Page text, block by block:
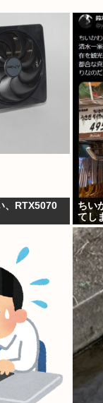
、RTX5070
ちい
てし